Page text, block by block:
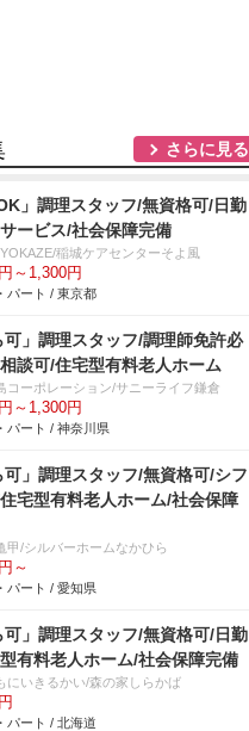
さらに見る
」調理スタッフ/無資格可/日勤
ービス/社会保障完備
稲城ケアセンターそよ風
～1,300円
パート / 東京都
可」調理スタッフ/調理師免許必
談可/住宅型有料老人ホーム
コーポレーション/サニーライフ鎌倉
～1,300円
パート / 神奈川県
可」調理スタッフ/無資格可/シフ
住宅型有料老人ホーム/社会保障
甲/シルバーホームなかひら
～
パート / 愛知県
可」調理スタッフ/無資格可/日勤
有料老人ホーム/社会保障完備
にいきるかい/森の家しらかば
パート / 北海道